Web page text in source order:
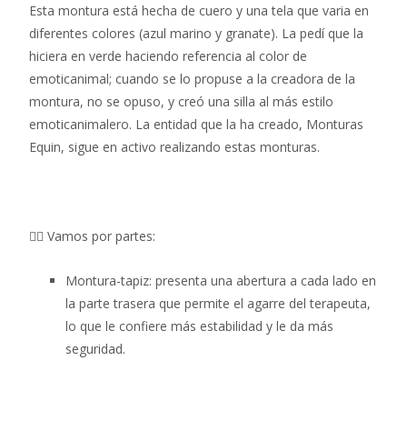
Esta montura está hecha de cuero y una tela que varia en
diferentes colores (azul marino y granate). La pedí que la
hiciera en verde haciendo referencia al color de
emoticanimal; cuando se lo propuse a la creadora de la
montura, no se opuso, y creó una silla al más estilo
emoticanimalero. La entidad que la ha creado, Monturas
Equin, sigue en activo realizando estas monturas.
👉🏼 Vamos por partes:
Montura-tapiz: presenta una abertura a cada lado en
la parte trasera que permite el agarre del terapeuta,
lo que le confiere más estabilidad y le da más
seguridad.